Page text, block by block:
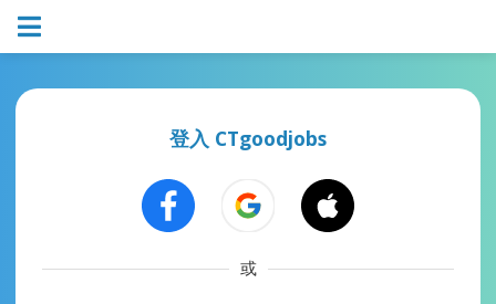
登入 CTgoodjobs
或